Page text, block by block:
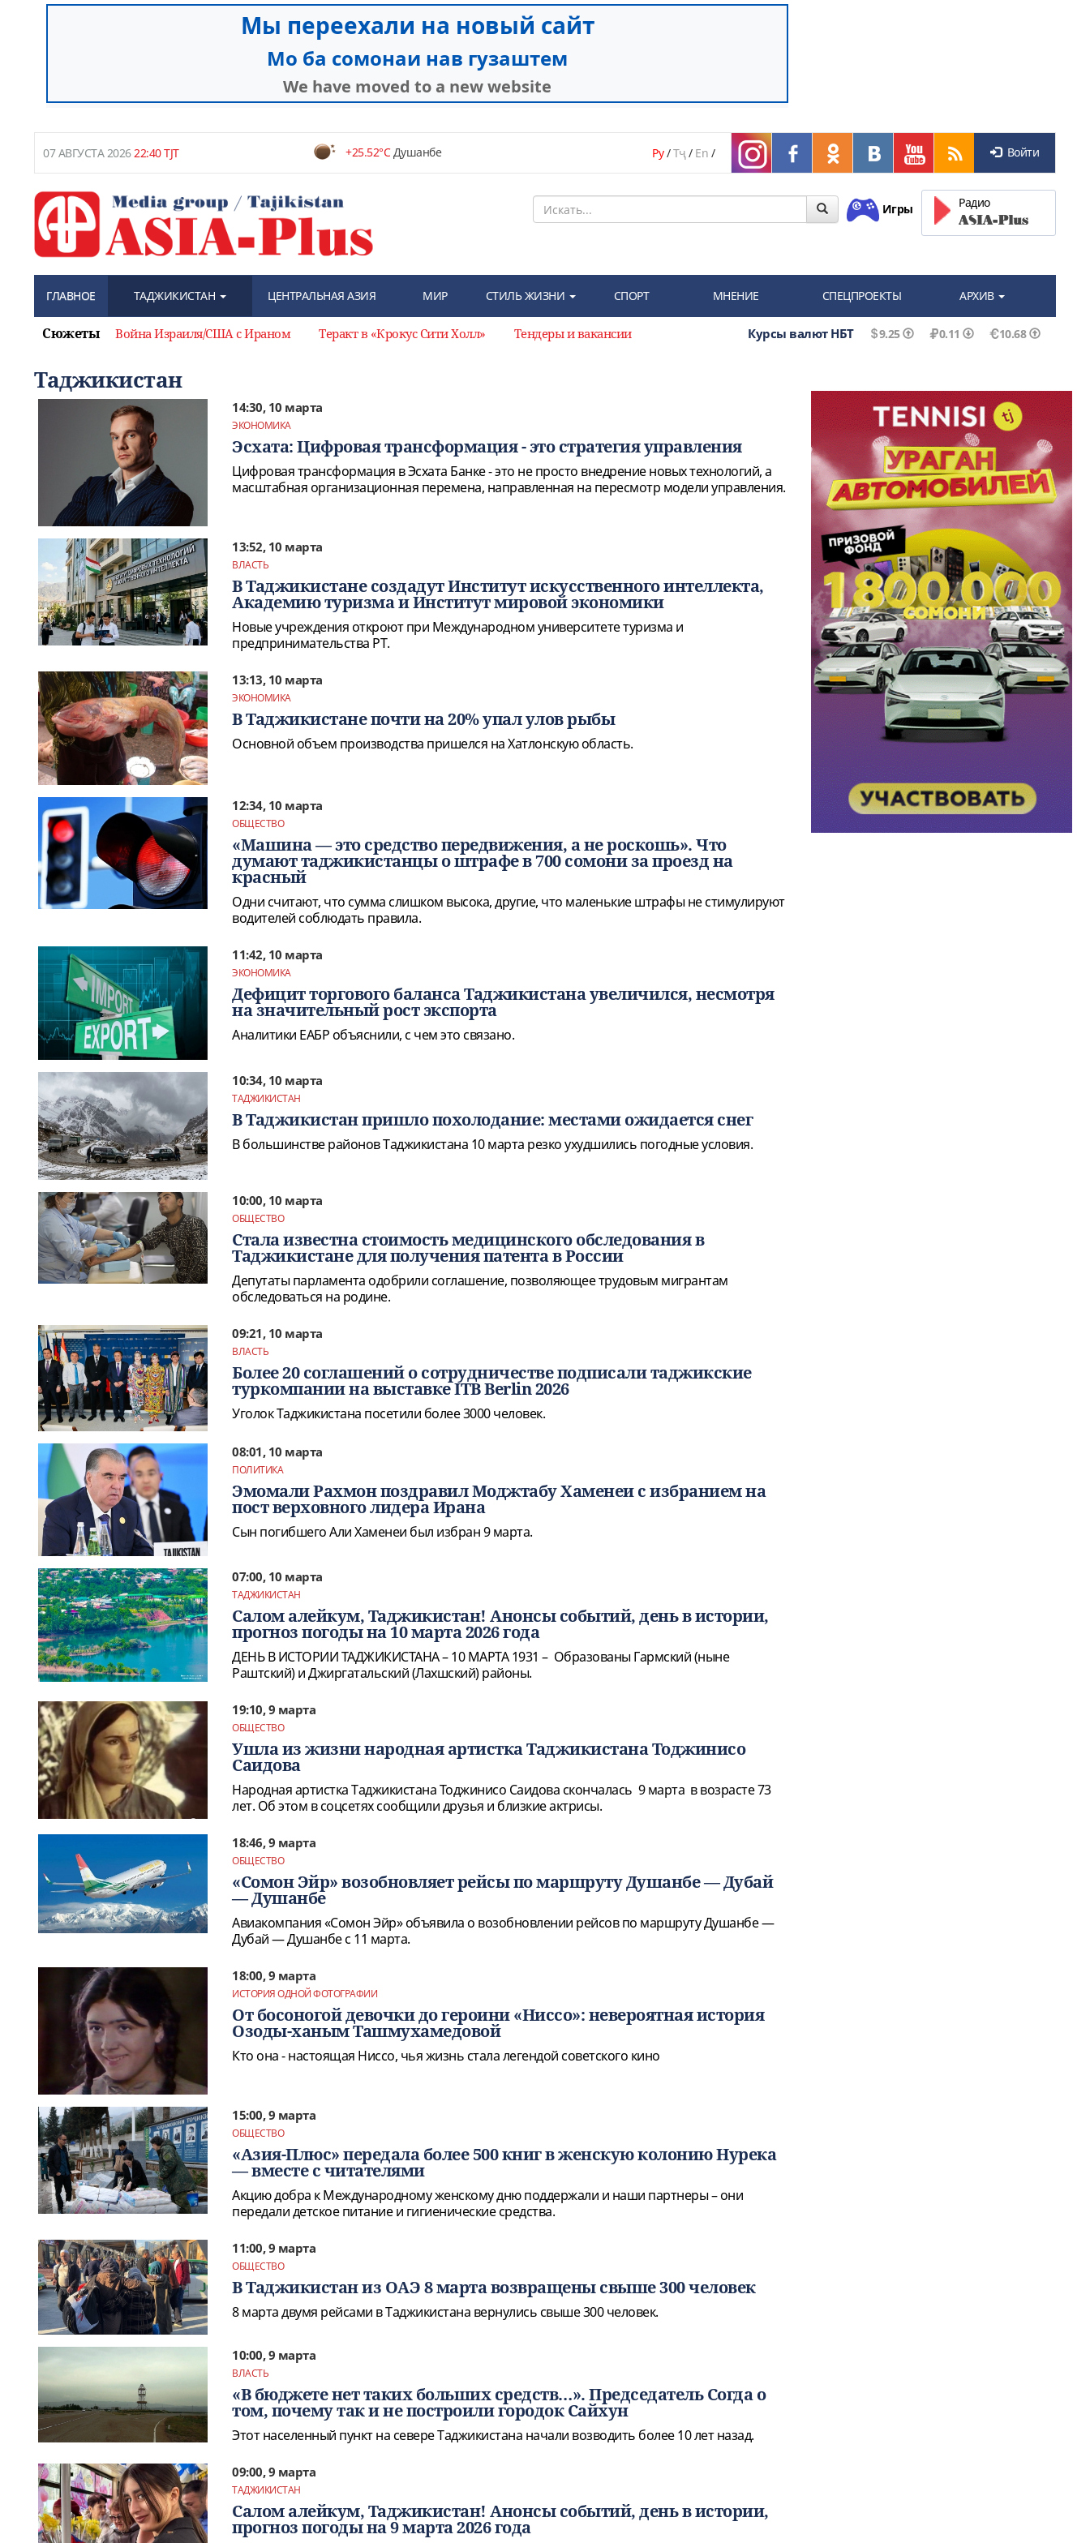
07 АВГУСТА 202622:40 TJT +25.52°CДушанбе Ру/Тҷ/ En / Войти
Игры Радио
ГЛАВНОЕ ТАДЖИКИСТАН ЦЕНТРАЛЬНАЯ АЗИЯ МИР СТИЛЬ ЖИЗНИ СПОРТ МНЕНИЕ СПЕЦПРОЕКТЫ АРХИВ
Сюжеты Война Израиля/США с Ираном Теракт в «Крокус Сити Холл» Тендеры и вакансии Курсы валют НБТ 9.25 0.11 10.68
Таджикистан
14:30, 10 марта
ЭКОНОМИКА
Эсхата: Цифровая трансформация - это стратегия управления
Цифровая трансформация в Эсхата Банке - это не просто внедрение новых технологий, а
масштабная организационная перемена, направленная на пересмотр модели управления.
13:52, 10 марта
ВЛАСТЬ
В Таджикистане создадут Институт искусственного интеллекта,
Академию туризма и Институт мировой экономики
Новые учреждения откроют при Международном университете туризма и
предпринимательства РТ.
13:13, 10 марта
ЭКОНОМИКА
В Таджикистане почти на 20% упал улов рыбы
Основной объем производства пришелся на Хатлонскую область.
12:34, 10 марта
ОБЩЕСТВО
«Машина — это средство передвижения, а не роскошь». Что
думают таджикистанцы о штрафе в 700 сомони за проезд на
красный
Одни считают, что сумма слишком высока, другие, что маленькие штрафы не стимулируют
водителей соблюдать правила.
11:42, 10 марта
ЭКОНОМИКА
Дефицит торгового баланса Таджикистана увеличился, несмотря
на значительный рост экспорта
Аналитики ЕАБР объяснили, с чем это связано.
10:34, 10 марта
ТАДЖИКИСТАН
В Таджикистан пришло похолодание: местами ожидается снег
В большинстве районов Таджикистана 10 марта резко ухудшились погодные условия.
10:00, 10 марта
ОБЩЕСТВО
Стала известна стоимость медицинского обследования в
Таджикистане для получения патента в России
Депутаты парламента одобрили соглашение, позволяющее трудовым мигрантам
обследоваться на родине.
09:21, 10 марта
ВЛАСТЬ
Более 20 соглашений о сотрудничестве подписали таджикские
туркомпании на выставке ITB Berlin 2026
Уголок Таджикистана посетили более 3000 человек.
08:01, 10 марта
ПОЛИТИКА
Эмомали Рахмон поздравил Моджтабу Хаменеи с избранием на
пост верховного лидера Ирана
Сын погибшего Али Хаменеи был избран 9 марта.
07:00, 10 марта
ТАДЖИКИСТАН
Салом алейкум, Таджикистан! Анонсы событий, день в истории,
прогноз погоды на 10 марта 2026 года
ДЕНЬ В ИСТОРИИ ТАДЖИКИСТАНА – 10 МАРТА 1931 – Образованы Гармский (ныне
Раштский) и Джиргатальский (Лахшский) районы.
19:10, 9 марта
ОБЩЕСТВО
Ушла из жизни народная артистка Таджикистана Тоджинисо
Саидова
Народная артистка Таджикистана Тоджинисо Саидова скончалась 9 марта в возрасте 73
лет. Об этом в соцсетях сообщили друзья и близкие актрисы.
18:46, 9 марта
ОБЩЕСТВО
«Сомон Эйр» возобновляет рейсы по маршруту Душанбе — Дубай
— Душанбе
Авиакомпания «Сомон Эйр» объявила о возобновлении рейсов по маршруту Душанбе —
Дубай — Душанбе с 11 марта.
18:00, 9 марта
ИСТОРИЯ ОДНОЙ ФОТОГРАФИИ
От босоногой девочки до героини «Ниссо»: невероятная история
Озоды-ханым Ташмухамедовой
Кто она - настоящая Ниссо, чья жизнь стала легендой советского кино
15:00, 9 марта
ОБЩЕСТВО
«Азия-Плюс» передала более 500 книг в женскую колонию Нурека
— вместе с читателями
Акцию добра к Международному женскому дню поддержали и наши партнеры – они
передали детское питание и гигиенические средства.
11:00, 9 марта
ОБЩЕСТВО
В Таджикистан из ОАЭ 8 марта возвращены свыше 300 человек
8 марта двумя рейсами в Таджикистана вернулись свыше 300 человек.
10:00, 9 марта
ВЛАСТЬ
«В бюджете нет таких больших средств…». Председатель Согда о
том, почему так и не построили городок Сайхун
Этот населенный пункт на севере Таджикистана начали возводить более 10 лет назад.
09:00, 9 марта
ТАДЖИКИСТАН
Салом алейкум, Таджикистан! Анонсы событий, день в истории,
прогноз погоды на 9 марта 2026 года